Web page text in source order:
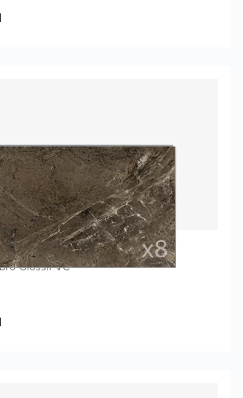
wandtegels (8 tegels)
Gloss|PVC